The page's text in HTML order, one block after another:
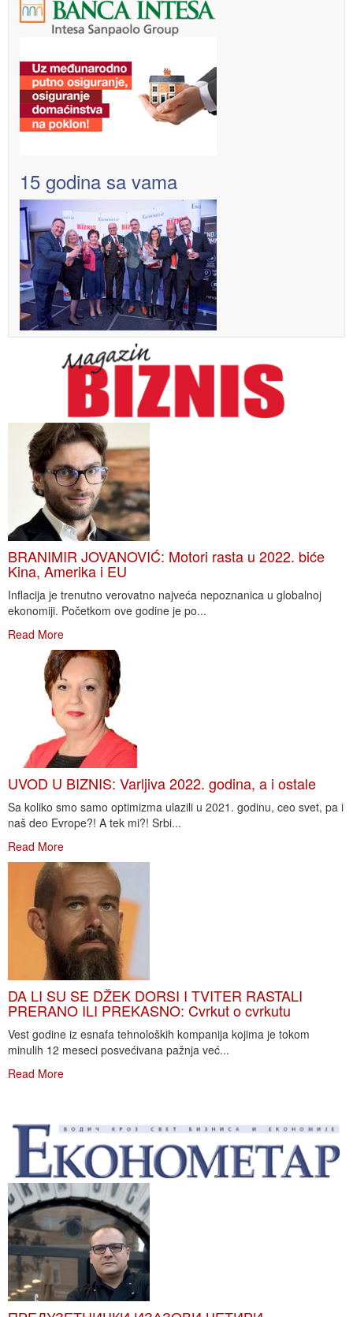
15 godina sa vama
BRANIMIR JOVANOVIĆ: Motori rasta u 2022. biće
Kina, Amerika i EU
Inflacija je trenutno verovatno najveća nepoznanica u globalnoj
ekonomiji. Početkom ove godine je po...
Read More
UVOD U BIZNIS: Varljiva 2022. godina, a i ostale
Sa koliko smo samo optimizma ulazili u 2021. godinu, ceo svet, pa i
naš deo Evrope?! A tek mi?! Srbi...
Read More
DA LI SU SE DŽEK DORSI I TVITER RASTALI
PRERANO ILI PREKASNO: Cvrkut o cvrkutu
Vest godine iz esnafa tehnoloških kompanija kojima je tokom
minulih 12 meseci posvećivana pažnja već...
Read More